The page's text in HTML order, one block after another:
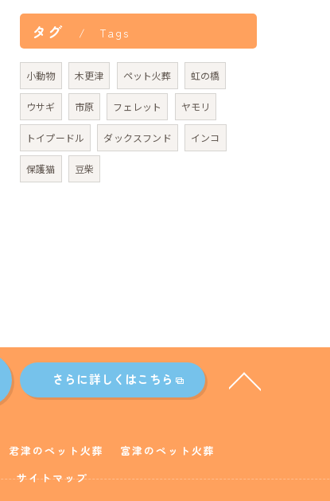
タグ Tags
小動物 木更津 ペット火葬 虹の橋
ウサギ 市原 フェレット ヤモリ
トイプードル ダックスフンド インコ
保護猫 豆柴
さらに詳しくはこちら
君津のペット火葬
富津のペット火葬
サイトマップ